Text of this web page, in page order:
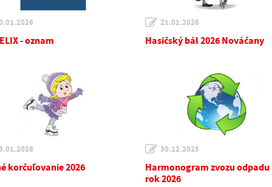
- oznam
21.01.2026
Hasičský bál 2026 Nováčany
korčuľovanie 2026
30.12.2025
Harmonogram zvozu odpadu
rok 2026